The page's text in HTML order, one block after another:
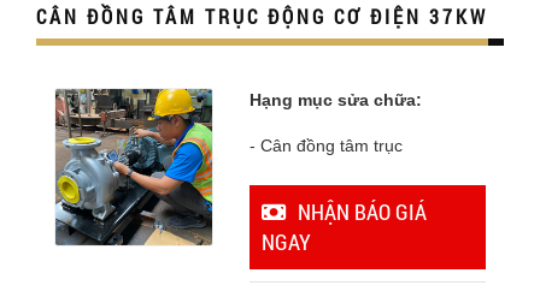
CÂN ĐỒNG TÂM TRỤC ĐỘNG CƠ ĐIỆN 37KW
Hạng mục sửa chữa:
- Cân đồng tâm trục
NHẬN BÁO GIÁ
NGAY